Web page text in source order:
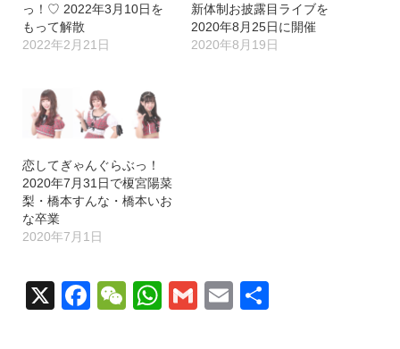
っ！♡ 2022年3月10日を
もって解散
2022年2月21日
新体制お披露目ライブを
2020年8月25日に開催
2020年8月19日
恋してぎゃんぐらぶっ！
2020年7月31日で榎宮陽菜
梨・橋本すんな・橋本いお
な卒業
2020年7月1日
X Facebook
WeChat
WhatsApp
GmailEmail